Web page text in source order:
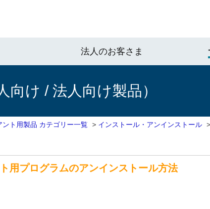
法人のお客さま
け / 法人向け製品）
ト用製品 カテゴリー一覧 > インストール・アンインストール >
用プログラムのアンインストール方法